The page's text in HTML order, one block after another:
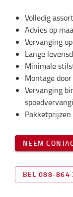
Volledig
Advies op
Vervanging
Lange
Minimale
Montage
Vervanging
NEEM
BEL 088-864